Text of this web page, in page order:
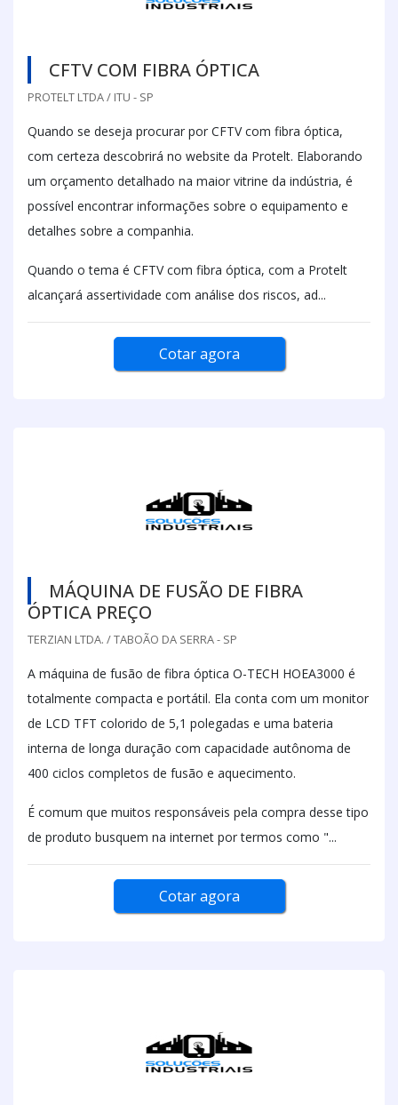
CFTV COM FIBRA ÓPTICA
PROTELT LTDA / ITU - SP
Quando se deseja procurar por CFTV com fibra óptica,
com certeza descobrirá no website da Protelt. Elaborando
um orçamento detalhado na maior vitrine da indústria, é
possível encontrar informações sobre o equipamento e
detalhes sobre a companhia.
Quando o tema é CFTV com fibra óptica, com a Protelt
alcançará assertividade com análise dos riscos, ad...
Cotar agora
MÁQUINA DE FUSÃO DE FIBRA
ÓPTICA PREÇO
TERZIAN LTDA. / TABOÃO DA SERRA - SP
A máquina de fusão de fibra óptica O-TECH HOEA3000 é
totalmente compacta e portátil. Ela conta com um monitor
de LCD TFT colorido de 5,1 polegadas e uma bateria
interna de longa duração com capacidade autônoma de
400 ciclos completos de fusão e aquecimento.
É comum que muitos responsáveis pela compra desse tipo
de produto busquem na internet por termos como "...
Cotar agora